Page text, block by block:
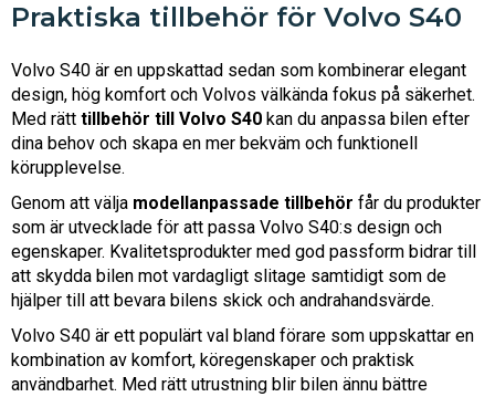
Praktiska tillbehör för Volvo S40
Volvo S40 är en uppskattad sedan som kombinerar elegant
design, hög komfort och Volvos välkända fokus på säkerhet.
Med rätt tillbehör till Volvo S40 kan du anpassa bilen efter
dina behov och skapa en mer bekväm och funktionell
körupplevelse.
Genom att välja modellanpassade tillbehör får du produkter
som är utvecklade för att passa Volvo S40:s design och
egenskaper. Kvalitetsprodukter med god passform bidrar till
att skydda bilen mot vardagligt slitage samtidigt som de
hjälper till att bevara bilens skick och andrahandsvärde.
Volvo S40 är ett populärt val bland förare som uppskattar en
kombination av komfort, köregenskaper och praktisk
användbarhet. Med rätt utrustning blir bilen ännu bättre